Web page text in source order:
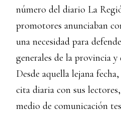
número del diario La
promotores anunciaban
una necesidad para
generales de la provincia y
Desde aquella lejana
cita diaria con sus
medio de comunicación